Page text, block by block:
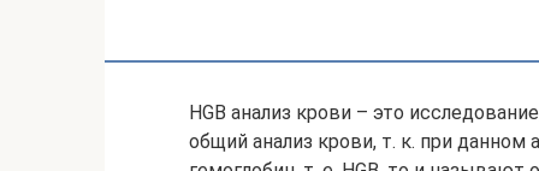
HGB анализ крови – это
общий анализ крови, т. к. при